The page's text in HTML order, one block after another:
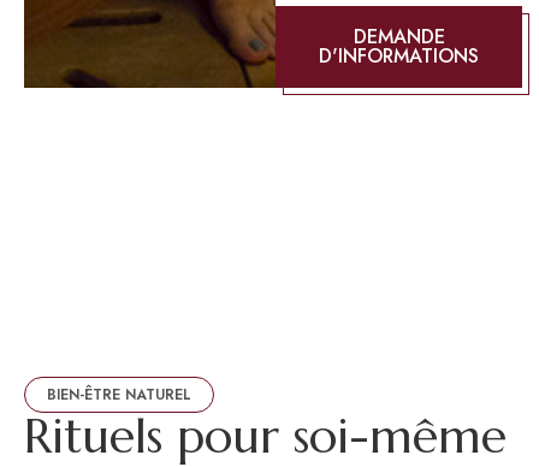
DEMANDE
D'INFORMATIONS
BIEN-ÊTRE NATUREL
Rituels pour soi-même